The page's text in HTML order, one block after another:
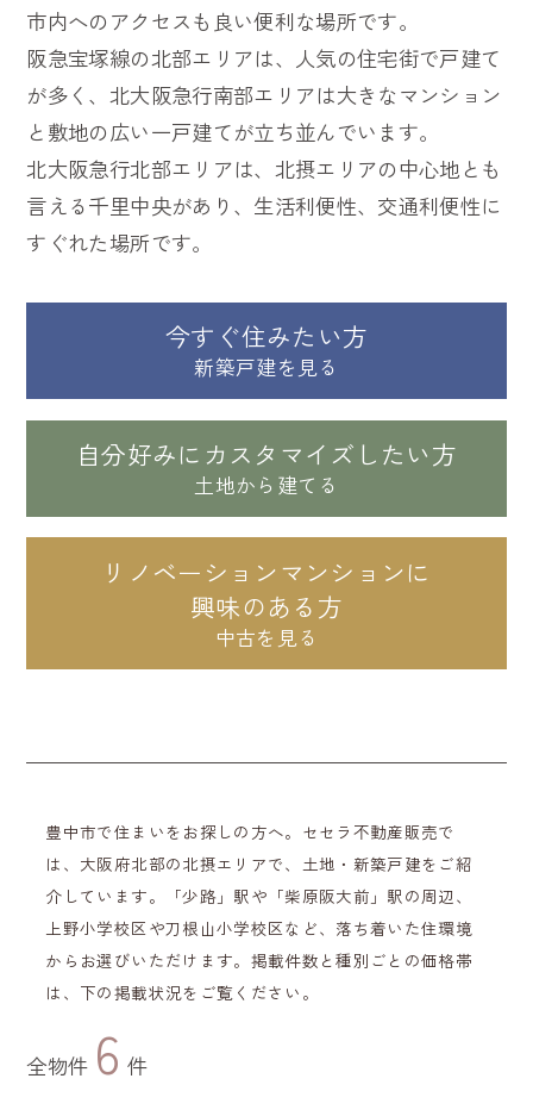
市内へのアクセスも良い便利な場所です。
阪急宝塚線の北部エリアは、人気の住宅街で戸建て
が多く、北大阪急行南部エリアは大きなマンション
と敷地の広い一戸建てが立ち並んでいます。
北大阪急行北部エリアは、北摂エリアの中心地とも
言える千里中央があり、生活利便性、交通利便性に
すぐれた場所です。
今すぐ住みたい方
自分好みにカスタマイズしたい方
リノベーションマンションに
興味のある方
豊中市で住まいをお探しの方へ。セセラ不動産販売で
は、大阪府北部の北摂エリアで、土地・新築戸建をご紹
介しています。「少路」駅や「柴原阪大前」駅の周辺、
上野小学校区や刀根山小学校区など、落ち着いた住環境
からお選びいただけます。掲載件数と種別ごとの価格帯
は、下の掲載状況をご覧ください。
全物件 6 件